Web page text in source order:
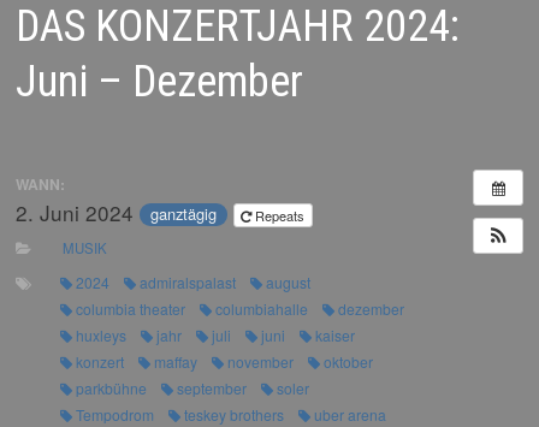
DAS KONZERTJAHR 2024:
Juni – Dezember
WANN:
2. Juni 2024 ganztägig
Repeats
MUSIK
2024 admiralspalast
august
columbia theater
columbiahalle
dezember
huxleys
jahr juli juni
kaiser
konzert
maffay november
oktober
parkbühne
september
soler
Tempodrom
teskey brothers
uber arena